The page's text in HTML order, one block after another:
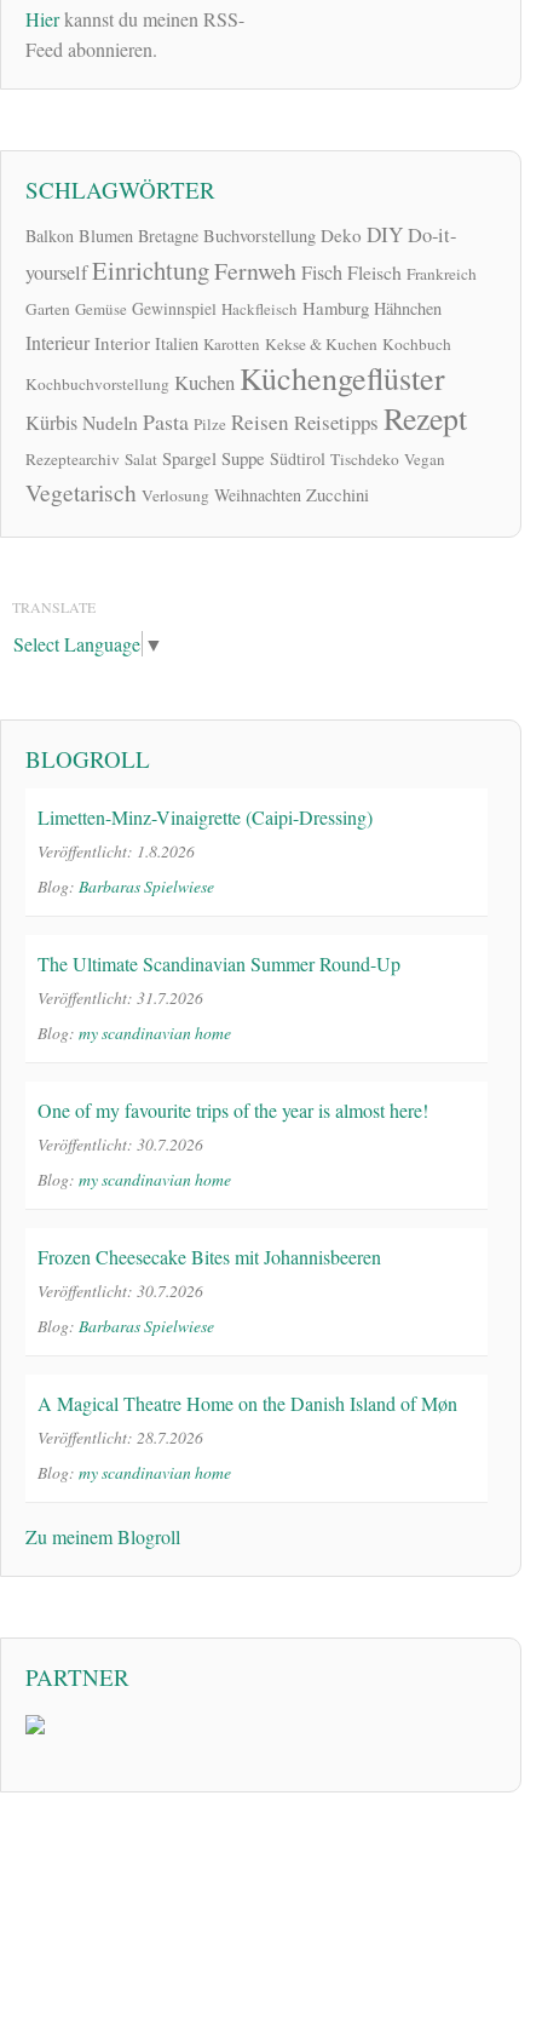
Hierkannst du meinen RSS-
Feed abonnieren.
SCHLAGWÖRTER
Balkon Blumen Bretagne Buchvorstellung Deko DIYDo-it-
yourselfEinrichtungFernwehFischFleisch Frankreich
Garten Gemüse Gewinnspiel Hackfleisch Hamburg Hähnchen
Interieur Interior Italien Karotten Kekse & Kuchen Kochbuch
Kochbuchvorstellung Kuchen Küchengeflüster
KürbisNudelnPasta Pilze Reisen Reisetipps Rezept
Rezeptearchiv Salat Spargel Suppe Südtirol Tischdeko Vegan
Vegetarisch Verlosung Weihnachten Zucchini
TRANSLATE
Select Language ▼
BLOGROLL
Limetten-Minz-Vinaigrette (Caipi-Dressing)
Veröffentlicht: 1.8.2026
Blog: Barbaras Spielwiese
The Ultimate Scandinavian Summer Round-Up
Veröffentlicht: 31.7.2026
Blog: my scandinavian home
One of my favourite trips of the year is almost here!
Veröffentlicht: 30.7.2026
Blog: my scandinavian home
Frozen Cheesecake Bites mit Johannisbeeren
Veröffentlicht: 30.7.2026
Blog: Barbaras Spielwiese
A Magical Theatre Home on the Danish Island of Møn
Veröffentlicht: 28.7.2026
Blog: my scandinavian home
Zu meinem Blogroll
PARTNER